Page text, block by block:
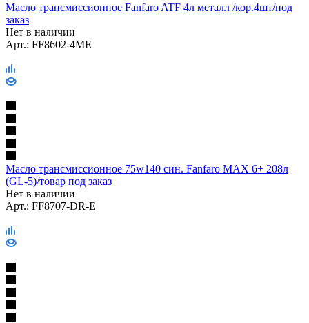
Масло трансмиссионное Fanfaro ATF 4л металл /кор.4шт/под
заказ
Нет в наличии
Арт.: FF8602-4ME
Масло трансмиссионное 75w140 син. Fanfaro MAX 6+ 208л
(GL-5)/товар под заказ
Нет в наличии
Арт.: FF8707-DR-E